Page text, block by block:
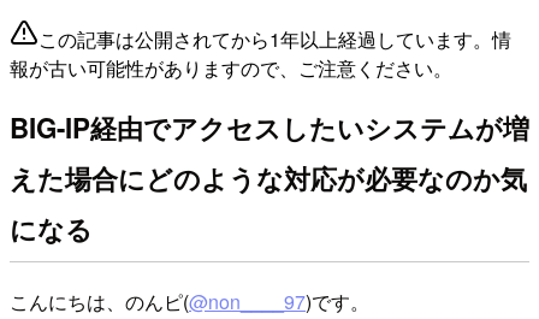
この記事は公開されてから1年以上経過しています。情
報が古い可能性がありますので、ご注意ください。
BIG-IP経由でアクセスしたいシステムが増
えた場合にどのような対応が必要なのか気
になる
こんにちは、のんピ(@non____97)です。